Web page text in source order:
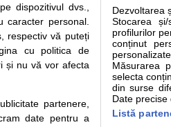
analize Specialitati medicale
despre sanatate disponibile pe
medicale. Va sfatuim, ca pe langa
de programari la medic Clickmed.
Drepturile consumatorului
Protectia consumatorilor - ANPC
dispozitivul dvs.,
caracter personal.
respectiv vă puteți
cu politica de
și nu vă vor afecta
partenere,
date pentru a
Dezvoltarea
Stocarea
profilurilor
conținut
Măsurarea
selecta
din surse
Date precise
Listă